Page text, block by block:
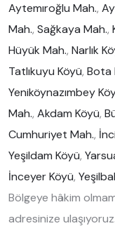
Aytemıroğlu Mah.,
Mah., Sağkaya Mah.,
Hüyük Mah., Narlık
Tatlıkuyu Köyü, Bota
Yeniköynazımbey
Mah., Akdam Köyü,
Cumhuriyet Mah.,
Yeşildam Köyü,
İnceyer Köyü,
Bölgeye hâkim
adresinize ulaşıyoruz.